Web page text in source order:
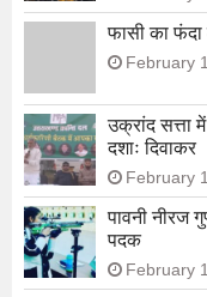
फासी का
February
उक्रांद सत्ता
दशाः दिवाकर
February
पावनी नीरज
पदक
February